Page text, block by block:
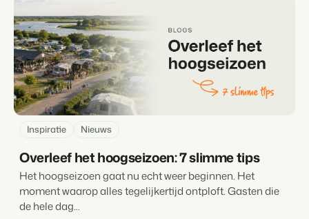
Inspiratie Nieuws
Overleef het hoogseizoen: 7 slimme tips
Het hoogseizoen gaat nu echt weer beginnen. Het
moment waarop alles tegelijkertijd ontploft. Gasten die
de hele dag...